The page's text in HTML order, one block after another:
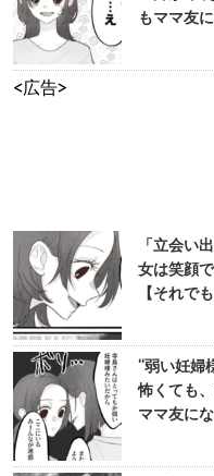
もママ友
<広告>
「立会い
女は笑顔
【それで
“弱い妊婦
怖くても
ママ友に